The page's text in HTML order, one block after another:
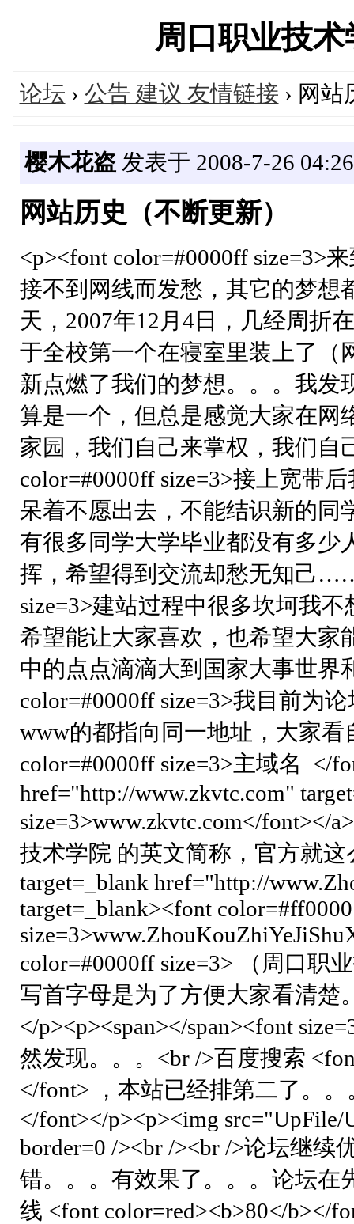
周口职业技
论坛 › 公告 建议 友情链接 › 网
樱木花盗 发表于 2008-7-26
网站历史（不断更新）
<p><font color=#0000ff size=3>
接不到网线而发愁，其它的梦想
天，2007年12月4日，几经周折
于全校第一个在寝室里装上了（
新点燃了我们的梦想。。。我发
算是一个，但总是感觉大家在网
家园，我们自己来掌权，我们自
color=#0000ff size=3>接上宽带
呆着不愿出去，不能结识新的同
有很多同学大学毕业都没有多少
挥，希望得到交流却愁无知己
size=3>建站过程中很多坎坷我
希望能让大家喜欢，也希望大家
中的点点滴滴大到国家大事世界
color=#0000ff size=3>我目前为
www的都指向同一地址，大家看
color=#0000ff size=3>主域名 </
href="http://www.zkvtc.com"
size=3>www.zkvtc.com</font></
技术学院 的英文简称，官方就
target=_blank href="http://
target=_blank><font color=#ff0000
color=#0000ff size=3> （周口职
写首字母是为了方便大家看清楚
</p><p><span></span><font
然发现。。。<br />百度搜索
</font> ，本站已经排第二了。
</font></p><p><img src="UpFile/
border=0 /><br /><br />论坛继续
错。。。有效果了。。。论坛在
线 <font color=red><b>80</b></